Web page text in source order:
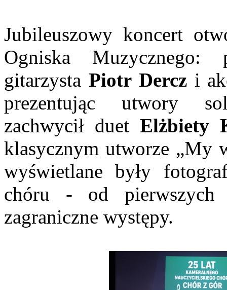
Jubileuszowy koncert
Ogniska
gitarzysta Piotr Derczi
prezentując utwory
zachwycił duetElżbiety
klasycznym utworze „My
wyświetlane były
chóru - od
zagraniczne występy.